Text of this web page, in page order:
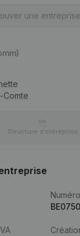
Comte
Structure d'entreprise